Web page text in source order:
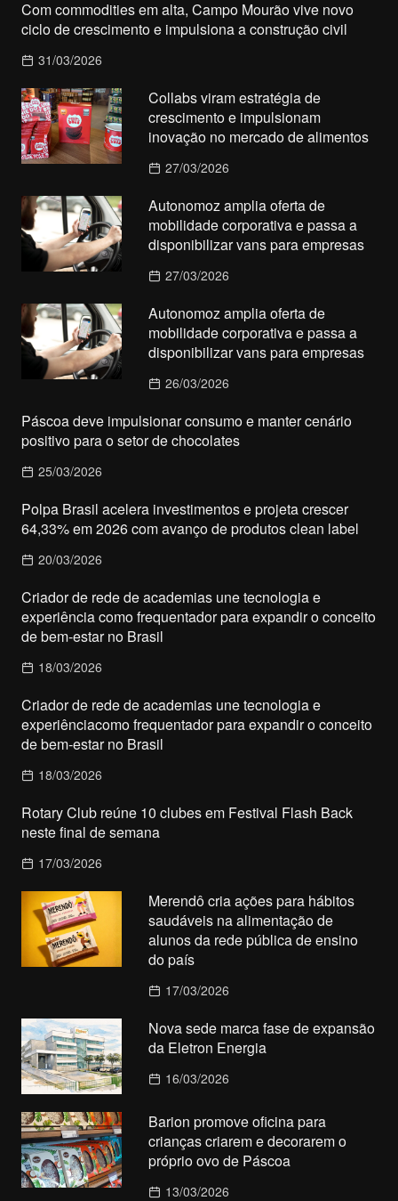
Com commodities em alta, Campo Mourão vive novo
ciclo de crescimento e impulsiona a construção civil
31/03/2026
Collabs viram estratégia de
crescimento e impulsionam
inovação no mercado de alimentos
27/03/2026
Autonomoz amplia oferta de
mobilidade corporativa e passa a
disponibilizar vans para empresas
27/03/2026
Autonomoz amplia oferta de
mobilidade corporativa e passa a
disponibilizar vans para empresas
26/03/2026
Páscoa deve impulsionar consumo e manter cenário
positivo para o setor de chocolates
25/03/2026
Polpa Brasil acelera investimentos e projeta crescer
64,33% em 2026 com avanço de produtos clean label
20/03/2026
Criador de rede de academias une tecnologia e
experiência como frequentador para expandir o conceito
de bem-estar no Brasil
18/03/2026
Criador de rede de academias une tecnologia e
experiênciacomo frequentador para expandir o conceito
de bem-estar no Brasil
18/03/2026
Rotary Club reúne 10 clubes em Festival Flash Back
neste final de semana
17/03/2026
Merendô cria ações para hábitos
saudáveis na alimentação de
alunos da rede pública de ensino
do país
17/03/2026
Nova sede marca fase de expansão
da Eletron Energia
16/03/2026
Barion promove oficina para
crianças criarem e decorarem o
próprio ovo de Páscoa
13/03/2026